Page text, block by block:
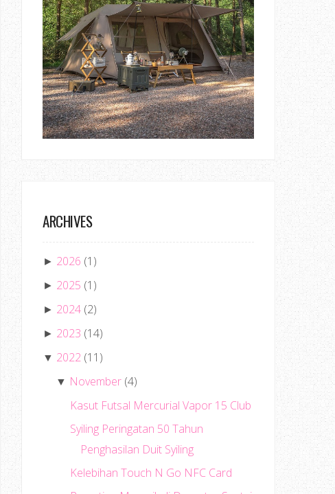
ARCHIVES
► 2026 (1)
► 2025 (1)
► 2024 (2)
► 2023 (14)
▼ 2022 (11)
▼ November (4)
Kasut Futsal Mercurial Vapor 15 Club
Syiling Peringatan 50 Tahun
Penghasilan Duit Syiling
Kelebihan Touch N Go NFC Card